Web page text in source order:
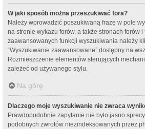
W jaki sposób można przeszukiwać fora?
Należy wprowadzić poszukiwaną frazę w pole
na stronie wykazu forów, a także stronach forów
zaawansowanych funkcji wyszukiwania należy
“Wyszukiwanie zaawansowane” dostępny na
Rozmieszczenie elementów sterujących
zależeć od używanego stylu.
Na górę
Dlaczego moje wyszukiwanie nie zwraca
Prawdopodobnie zapytanie nie było jasno
podobnych zwrotów niezindeksowanych przez